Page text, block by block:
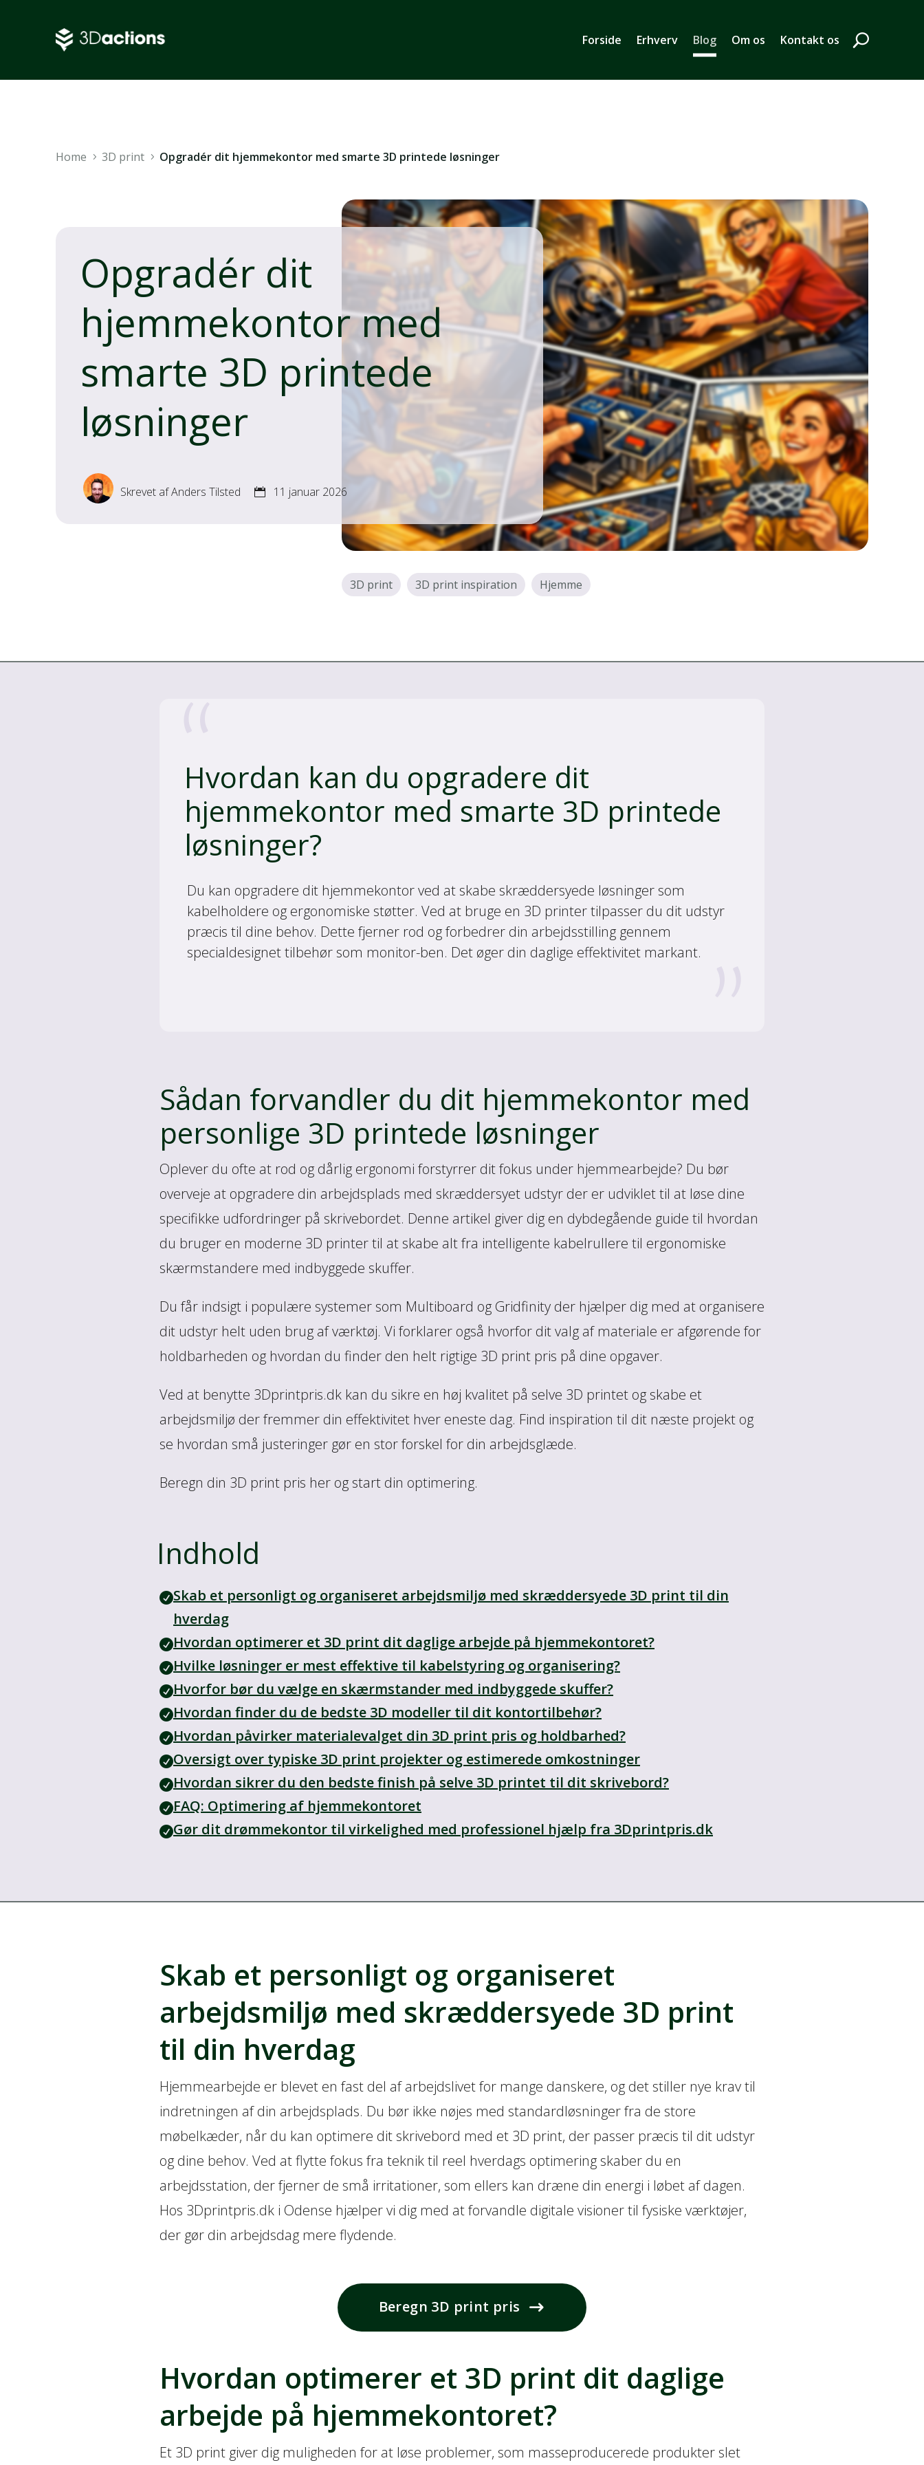
Forside Erhverv Blog Om os Kontakt os
Home 3D print Opgradér dit hjemmekontor med smarte 3D printede løsninger
Opgradér dit
hjemmekontor med
smarte 3D printede
løsninger
Skrevet af Anders Tilsted 11 januar 2026
3D print 3D print inspiration Hjemme
Hvordan kan du opgradere dit
hjemmekontor med smarte 3D printede
løsninger?
Du kan opgradere dit hjemmekontor ved at skabe skræddersyede løsninger som
kabelholdere og ergonomiske støtter. Ved at bruge en 3D printer tilpasser du dit udstyr
præcis til dine behov. Dette fjerner rod og forbedrer din arbejdsstilling gennem
specialdesignet tilbehør som monitor-ben. Det øger din daglige effektivitet markant.
Sådan forvandler du dit hjemmekontor med
personlige 3D printede løsninger
Oplever du ofte at rod og dårlig ergonomi forstyrrer dit fokus under hjemmearbejde? Du bør
overveje at opgradere din arbejdsplads med skræddersyet udstyr der er udviklet til at løse dine
specifikke udfordringer på skrivebordet. Denne artikel giver dig en dybdegående guide til hvordan
du bruger en moderne 3D printer til at skabe alt fra intelligente kabelrullere til ergonomiske
skærmstandere med indbyggede skuffer.
Du får indsigt i populære systemer som Multiboard og Gridfinity der hjælper dig med at organisere
dit udstyr helt uden brug af værktøj. Vi forklarer også hvorfor dit valg af materiale er afgørende for
holdbarheden og hvordan du finder den helt rigtige 3D print pris på dine opgaver.
Ved at benytte 3Dprintpris.dk kan du sikre en høj kvalitet på selve 3D printet og skabe et
arbejdsmiljø der fremmer din effektivitet hver eneste dag. Find inspiration til dit næste projekt og
se hvordan små justeringer gør en stor forskel for din arbejdsglæde.
Beregn din 3D print pris her og start din optimering.
Indhold
Skab et personligt og organiseret arbejdsmiljø med skræddersyede 3D print til din
hverdag
Hvordan optimerer et 3D print dit daglige arbejde på hjemmekontoret?
Hvilke løsninger er mest effektive til kabelstyring og organisering?
Hvorfor bør du vælge en skærmstander med indbyggede skuffer?
Hvordan finder du de bedste 3D modeller til dit kontortilbehør?
Hvordan påvirker materialevalget din 3D print pris og holdbarhed?
Oversigt over typiske 3D print projekter og estimerede omkostninger
Hvordan sikrer du den bedste finish på selve 3D printet til dit skrivebord?
FAQ: Optimering af hjemmekontoret
Gør dit drømmekontor til virkelighed med professionel hjælp fra 3Dprintpris.dk
Skab et personligt og organiseret
arbejdsmiljø med skræddersyede 3D print
til din hverdag
Hjemmearbejde er blevet en fast del af arbejdslivet for mange danskere, og det stiller nye krav til
indretningen af din arbejdsplads. Du bør ikke nøjes med standardløsninger fra de store
møbelkæder, når du kan optimere dit skrivebord med et 3D print, der passer præcis til dit udstyr
og dine behov. Ved at flytte fokus fra teknik til reel hverdags optimering skaber du en
arbejdsstation, der fjerner de små irritationer, som ellers kan dræne din energi i løbet af dagen.
Hos 3Dprintpris.dk i Odense hjælper vi dig med at forvandle digitale visioner til fysiske værktøjer,
der gør din arbejdsdag mere flydende.
Beregn 3D print pris
Hvordan optimerer et 3D print dit daglige
arbejde på hjemmekontoret?
Et 3D print giver dig muligheden for at løse problemer, som masseproducerede produkter slet